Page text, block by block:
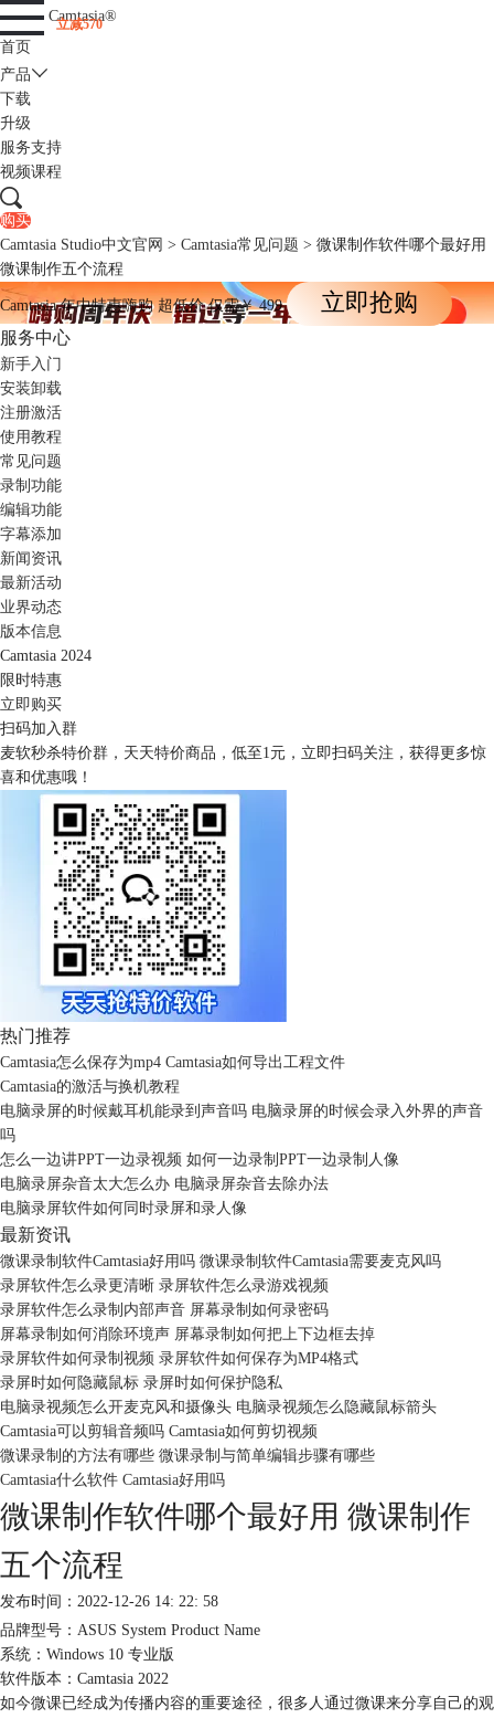
Camtasia®
首页
产品
下载
升级
立减570
服务支持
视频课程
购买
Camtasia Studio中文官网 > Camtasia常见问题 > 微课制作软件哪个最好用
微课制作五个流程
Camtasia年中特惠嗨购超低价仅需￥499 立即抢购
服务中心
新手入门
安装卸载
注册激活
使用教程
常见问题
录制功能
编辑功能
字幕添加
新闻资讯
最新活动
业界动态
版本信息
Camtasia 2024
限时特惠
立即购买
扫码加入群
麦软秒杀特价群，天天特价商品，低至1元，立即扫码关注，获得更多惊
喜和优惠哦！
热门推荐
Camtasia怎么保存为mp4 Camtasia如何导出工程文件
Camtasia的激活与换机教程
电脑录屏的时候戴耳机能录到声音吗 电脑录屏的时候会录入外界的声音
吗
怎么一边讲PPT一边录视频 如何一边录制PPT一边录制人像
电脑录屏杂音太大怎么办 电脑录屏杂音去除办法
电脑录屏软件如何同时录屏和录人像
最新资讯
微课录制软件Camtasia好用吗 微课录制软件Camtasia需要麦克风吗
录屏软件怎么录更清晰 录屏软件怎么录游戏视频
录屏软件怎么录制内部声音 屏幕录制如何录密码
屏幕录制如何消除环境声 屏幕录制如何把上下边框去掉
录屏软件如何录制视频 录屏软件如何保存为MP4格式
录屏时如何隐藏鼠标 录屏时如何保护隐私
电脑录视频怎么开麦克风和摄像头 电脑录视频怎么隐藏鼠标箭头
Camtasia可以剪辑音频吗 Camtasia如何剪切视频
微课录制的方法有哪些 微课录制与简单编辑步骤有哪些
Camtasia什么软件 Camtasia好用吗
微课制作软件哪个最好用 微课制作
五个流程
发布时间：2022-12-26 14: 22: 58
品牌型号：ASUS System Product Name
系统：Windows 10 专业版
软件版本：Camtasia 2022
如今微课已经成为传播内容的重要途径，很多人通过微课来分享自己的观